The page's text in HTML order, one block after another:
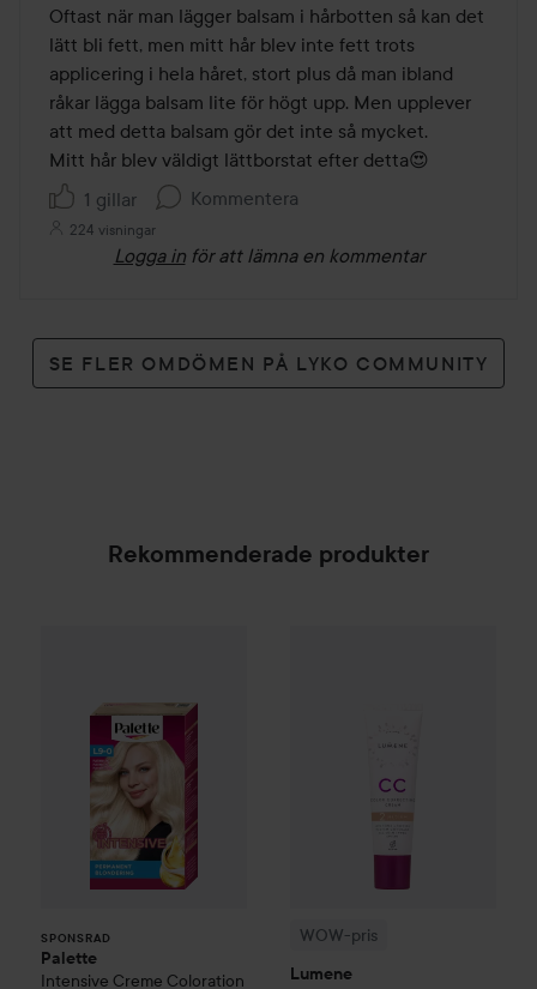
Oftast när man lägger balsam i hårbotten så kan det
lätt bli fett, men mitt hår blev inte fett trots
applicering i hela håret, stort plus då man ibland
råkar lägga balsam lite för högt upp. Men upplever
att med detta balsam gör det inte så mycket.
Mitt hår blev väldigt lättborstat efter detta😍
1 gillar
Kommentera
224 visningar
Logga in för att lämna en kommentar
SE FLER OMDÖMEN PÅ LYKO COMMUNITY
Rekommenderade produkter
SPONSRAD
Palette
Intensive Creme Coloration
WOW-pris
Lumene